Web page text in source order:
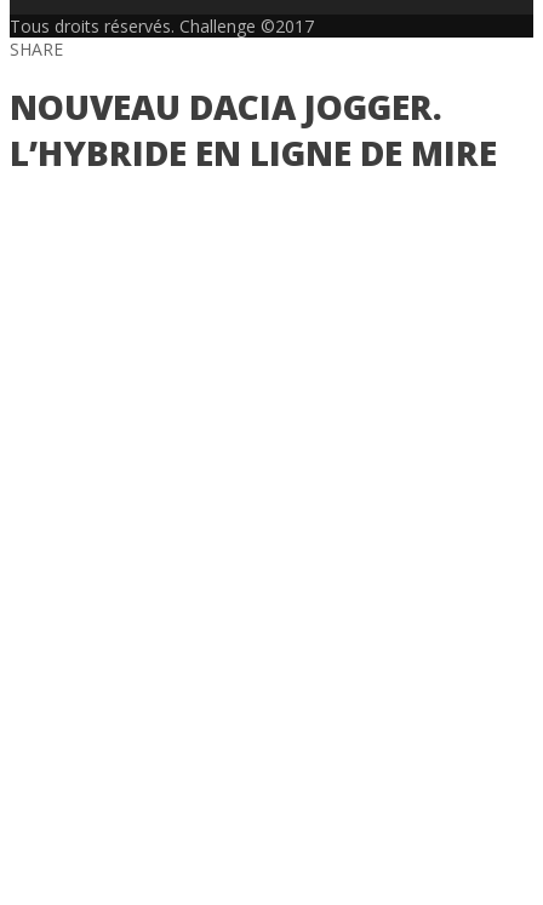
Tous droits réservés. Challenge ©2017
SHARE
NOUVEAU DACIA JOGGER.
L’HYBRIDE EN LIGNE DE MIRE